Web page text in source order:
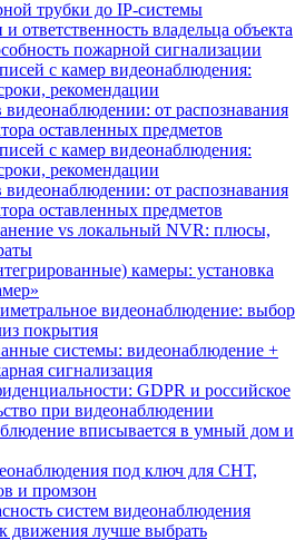
трубки до IP-системы
ответственность владельца объекта
пожарной сигнализации
с камер видеонаблюдения:
рекомендации
от распознавания
оставленных предметов
с камер видеонаблюдения:
рекомендации
от распознавания
оставленных предметов
vs локальный NVR: плюсы,
камеры: установка
видеонаблюдение: выбор
покрытия
системы: видеонаблюдение +
сигнализация
GDPR и российское
при видеонаблюдении
вписывается в умный дом и
под ключ для СНТ,
и промзон
систем видеонаблюдения
движения лучше выбрать